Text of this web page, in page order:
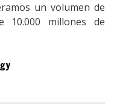
un volumen de
10.000 millones de